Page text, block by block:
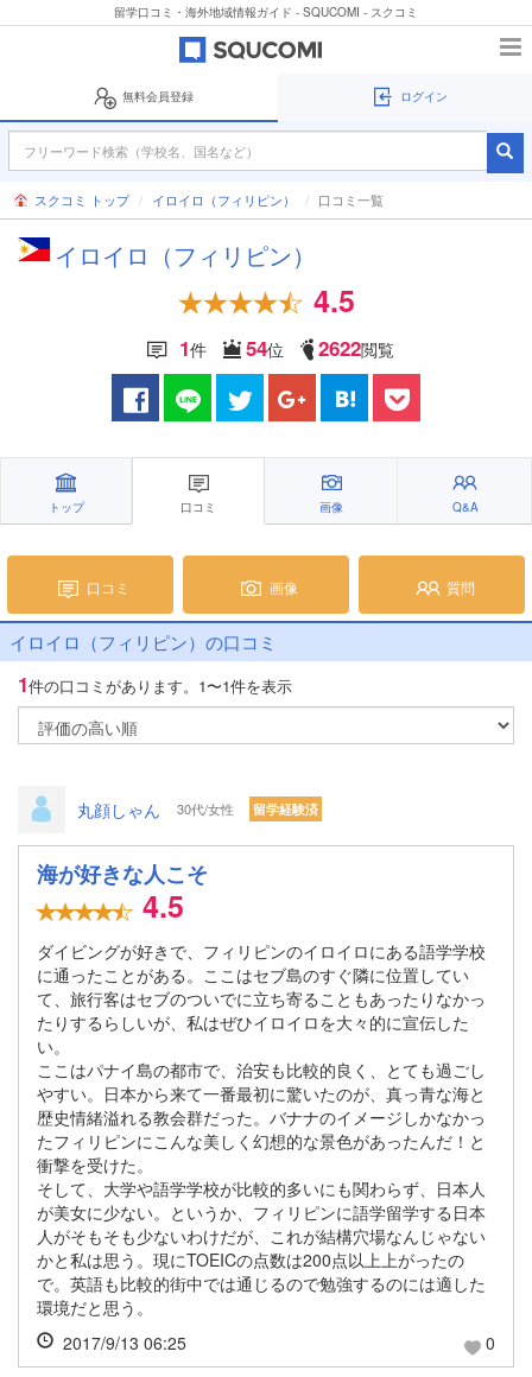
留学口コミ・海外地域情報ガイド - SQUCOMI - スクコミ
無料会員登録 ログイン
スクコミ トップ イロイロ（フィリピン） 口コミ一覧
イロイロ（フィリピン）
4.5
1件 54位 2622閲覧
トップ 口コミ 画像 Q&A
口コミ 画像 質問
イロイロ（フィリピン）の口コミ
1件の口コミがあります。 1〜1件を表示
丸顔しゃん 30代/女性 留学経験済
海が好きな人こそ
4.5
ダイビングが好きで、フィリピンのイロイロにある語学学校
に通ったことがある。ここはセブ島のすぐ隣に位置してい
て、旅行客はセブのついでに立ち寄ることもあったりなかっ
たりするらしいが、私はぜひイロイロを大々的に宣伝した
い。
ここはパナイ島の都市で、治安も比較的良く、とても過ごし
やすい。日本から来て一番最初に驚いたのが、真っ青な海と
歴史情緒溢れる教会群だった。バナナのイメージしかなかっ
たフィリピンにこんな美しく幻想的な景色があったんだ！と
衝撃を受けた。
そして、大学や語学学校が比較的多いにも関わらず、日本人
が美女に少ない。というか、フィリピンに語学留学する日本
人がそもそも少ないわけだが、これが結構穴場なんじゃない
かと私は思う。現にTOEICの点数は200点以上上がったの
で。英語も比較的街中では通じるので勉強するのには適した
環境だと思う。
2017/9/13 06:25
0